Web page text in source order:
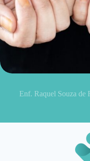
Enf. Raquel Souza de